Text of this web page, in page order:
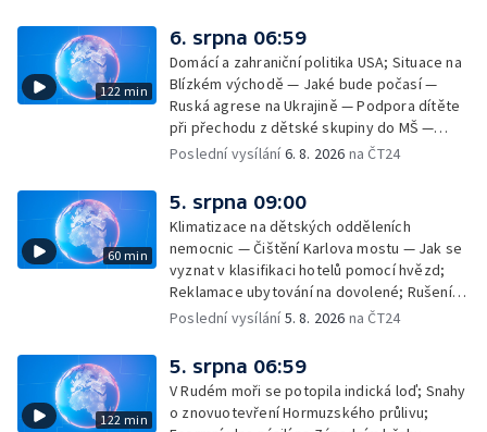
122 min
6. srpna 06:59
Domácí a zahraniční politika USA; Situace na
Blízkém východě — Jaké bude počasí —
Ruská agrese na Ukrajině — Podpora dítěte
při přechodu z dětské skupiny do MŠ —
Filmové premiéry týdne — Dvě deci tuše v
rakovinu prsu
Poslední vysílání6. 8. 2026 na ČT24
60 min
5. srpna 09:00
Klimatizace na dětských odděleních
nemocnic — Čištění Karlova mostu — Jak se
vyznat v klasifikaci hotelů pomocí hvězd;
Reklamace ubytování na dovolené; Rušení
dovolené kvůli přírodním živlům; Práva
na dovolené v zahraničí; Platby a výběry na
dovolené v zahraničí — Těžba léčivé rašeliny
u Malé Morávky
Poslední vysílání5. 8. 2026 na ČT24
122 min
5. srpna 06:59
V Rudém moři se potopila indická loď; Snahy
o znovuotevření Hormuzského průlivu;